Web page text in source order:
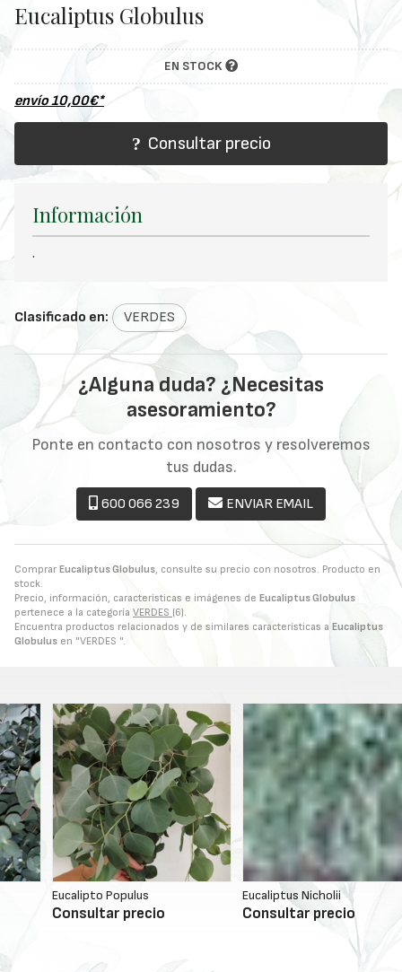
Eucaliptus Globulus
EN STOCK
envío10,00€*
Consultar precio
Comprar Eucaliptus Globulus, consulte su precio con nosotros. Producto en
stock.
Precio, información, características e imágenes de Eucaliptus Globulus
pertenece a la categoría VERDES (6).
Encuentra productos relacionados y de similares características a Eucaliptus
Globulus en "VERDES ".
Información
.
Clasificado en: VERDES
¿Alguna duda? ¿Necesitas
asesoramiento?
Ponte en contacto con nosotros y resolveremos
tus dudas.
600 066 239 ENVIAR EMAIL
Eucalipto Populus
Consultar precio
Eucaliptus Nicholii
Consultar precio